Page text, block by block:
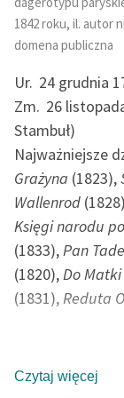
Ręce pełne poezji
Kolekcje
do domeny
lektur szkolnych
Starego
Odkurzamy
Szkoła Poezji
Lektur
O nas
Kontakt
Zespół
1842 roku, il. autor
domena publiczna
Ur. 24 grudnia
Zm. 26
Stambuł)
Najważniejsze
Grażyna (1823),
Wallenrod
Księgi narodu
(1833),Pan
(1820),Do
(1831),Reduta
z trójcy
Czytaj więcej